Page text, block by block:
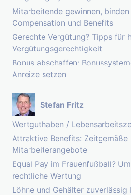
Mitarbeitende gewinnen,
Compensation und Benefits
Gerechte Vergütung? Tipps für
Vergütungsgerechtigkeit
Bonus abschaffen:
Anreize setzen
Stefan Fritz
Wertguthaben /
Attraktive Benefits: Zeitgemäße
Mitarbeiterangebote
Equal Pay im Frauenfußball?
rechtliche Wertung
Löhne und Gehälter zuverlässig